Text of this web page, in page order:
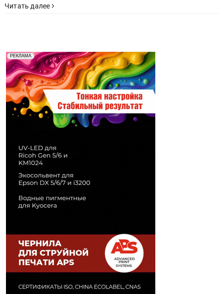
Читать далее
РЕКЛАМА
Реклама. Рекламодатель ООО "Передовые Системы
Печати" erid: 2SDnjd2d4Qz